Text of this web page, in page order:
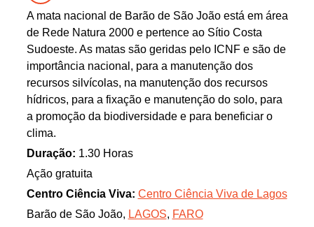
A mata nacional de Barão de São João está em área
de Rede Natura 2000 e pertence ao Sítio Costa
Sudoeste. As matas são geridas pelo ICNF e são de
importância nacional, para a manutenção dos
recursos silvícolas, na manutenção dos recursos
hídricos, para a fixação e manutenção do solo, para
a promoção da biodiversidade e para beneficiar o
clima.
Duração: 1.30 Horas
Ação gratuita
Centro Ciência Viva: Centro Ciência Viva de Lagos
Barão de São João, LAGOS, FARO